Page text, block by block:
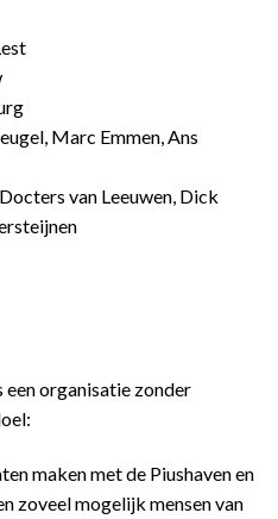
Marc Emmen, Ans
van Leeuwen, Dick
organisatie zonder
maken met de Piushaven en
zoveel mogelijk mensen van